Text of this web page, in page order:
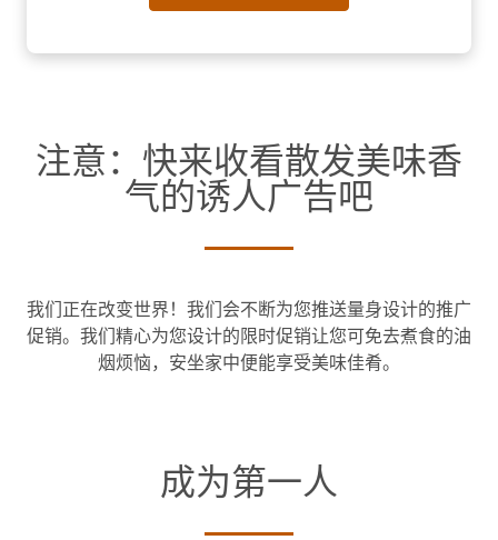
注意：快来收看散发美味香
气的诱人广告吧
我们正在改变世界！我们会不断为您推送量身设计的推广
促销。我们精心为您设计的限时促销让您可免去煮食的油
烟烦恼，安坐家中便能享受美味佳肴。
成为第一人